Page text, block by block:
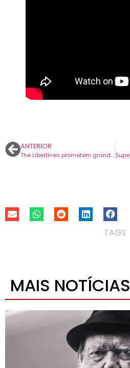
ANTERIOR
The Libertines prometem grande anúncio para esta sexta-feira. Nova música a caminho.
TAGS
MAIS NOTÍCIAS